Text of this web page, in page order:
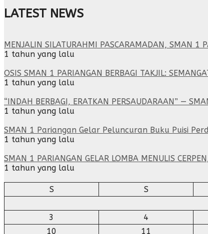
LATEST NEWS
MENJALIN SILATURAHMI PASCARAMADAN, SMAN 1
1 tahun yang lalu
OSIS SMAN 1 PARIANGAN BERBAGI TAKJIL:
1 tahun yang lalu
“INDAH BERBAGI, ERATKAN PERSAUDARAAN” —
1 tahun yang lalu
SMAN 1 Pariangan Gelar Peluncuran Buku Puisi
1 tahun yang lalu
SMAN 1 PARIANGAN GELAR LOMBA MENULIS
1 tahun yang lalu
S
S
3
4
10
11